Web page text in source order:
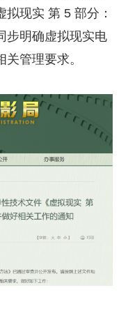
现实 第 5 部分：
步明确虚拟现实电
管理要求。